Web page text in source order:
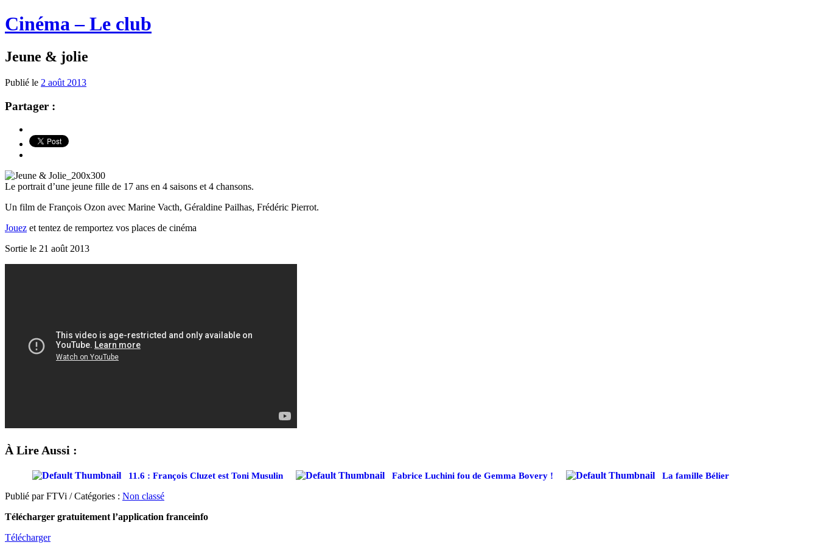
Cinéma – Le club
Jeune & jolie
Publié le 2 août 2013
Partager :
Le portrait d’une jeune fille de 17 ans en 4 saisons et 4 chansons.
Un film de François Ozon avec Marine Vacth, Géraldine Pailhas, Frédéric Pierrot.
Jouez et tentez de remportez vos places de cinéma
Sortie le 21 août 2013
À Lire Aussi :
11.6 : François Cluzet est Toni Musulin Fabrice Luchini fou de Gemma Bovery !
La famille Bélier
Publié par FTVi / Catégories : Non classé
Télécharger gratuitement l’application franceinfo
Télécharger